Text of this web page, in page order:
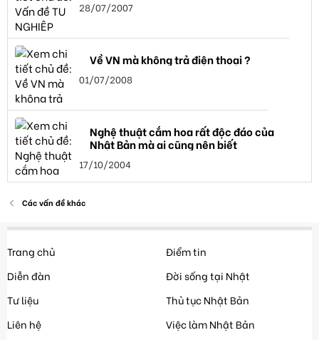
28/07/2007
Về VN mà không trả điện thoại ?
01/07/2008
Nghệ thuật cắm hoa rất độc đáo của
Nhật Bản mà ai cũng nên biết
17/10/2004
Các vấn đề khác
Trang chủ
Diễn đàn
Tư liệu
Liên hệ
Điểm tin
Đời sống tại Nhật
Thủ tục Nhật Bản
Việc làm Nhật Bản